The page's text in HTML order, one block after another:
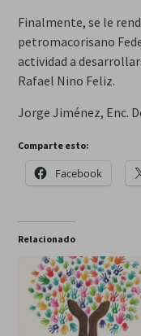
Finalmente, se le
petromacorisano
actividad a
Rafael Nino Feliz.
Jorge Jiménez, Enc.
Comparte esto:
Facebook
Relacionado